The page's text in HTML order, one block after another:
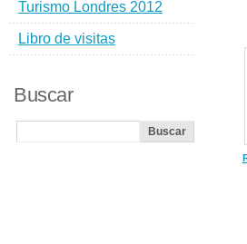
Turismo Londres 2012
Libro de visitas
Buscar